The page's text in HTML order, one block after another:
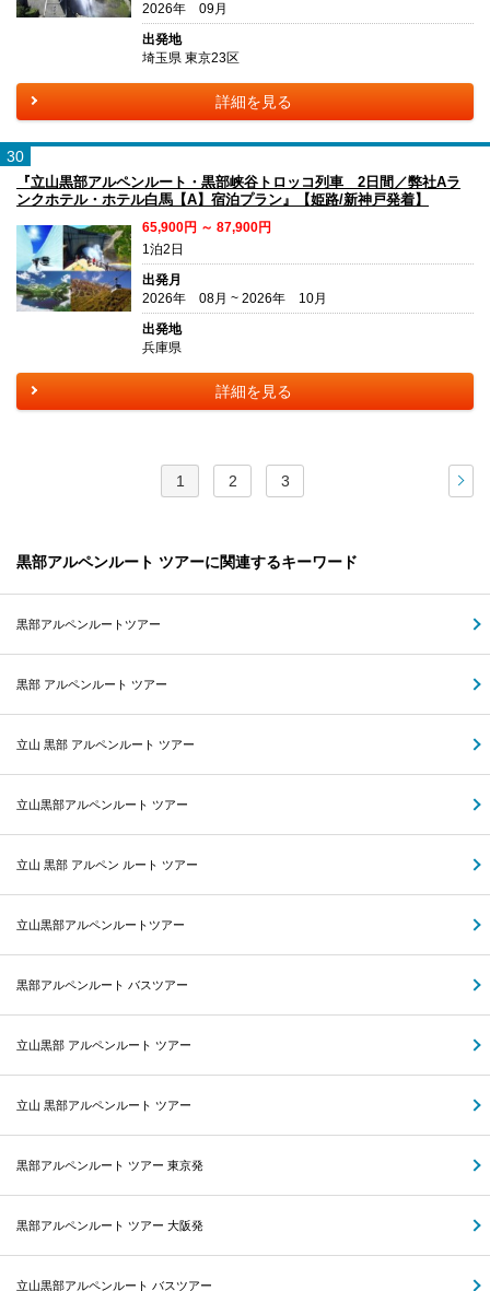
2026年 09月
出発地
埼玉県 東京23区
詳細を見る
30
『立山黒部アルペンルート・黒部峡谷トロッコ列車 2日間／弊社Aラ
ンクホテル・ホテル白馬【A】宿泊プラン』【姫路/新神戸発着】
65,900円 ～ 87,900円
1泊2日
出発月
2026年 08月 ~ 2026年 10月
出発地
兵庫県
詳細を見る
1 2 3
黒部アルペンルート ツアーに関連するキーワード
黒部アルペンルートツアー
黒部 アルペンルート ツアー
立山 黒部 アルペンルート ツアー
立山黒部アルペンルート ツアー
立山 黒部 アルペン ルート ツアー
立山黒部アルペンルートツアー
黒部アルペンルート バスツアー
立山黒部 アルペンルート ツアー
立山 黒部アルペンルート ツアー
黒部アルペンルート ツアー 東京発
黒部アルペンルート ツアー 大阪発
立山黒部アルペンルート バスツアー